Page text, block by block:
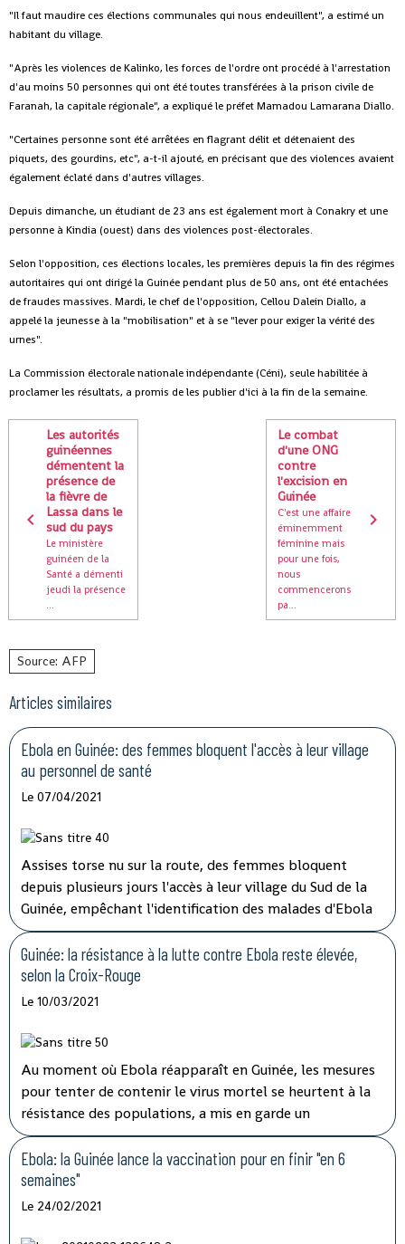
"Il faut maudire ces élections communales qui nous endeuillent", a estimé un
habitant du village.
"Après les violences de Kalinko, les forces de l'ordre ont procédé à l'arrestation
d'au moins 50 personnes qui ont été toutes transférées à la prison civile de
Faranah, la capitale régionale", a expliqué le préfet Mamadou Lamarana Diallo.
"Certaines personne sont été arrêtées en flagrant délit et détenaient des
piquets, des gourdins, etc", a-t-il ajouté, en précisant que des violences avaient
également éclaté dans d'autres villages.
Depuis dimanche, un étudiant de 23 ans est également mort à Conakry et une
personne à Kindia (ouest) dans des violences post-électorales.
Selon l'opposition, ces élections locales, les premières depuis la fin des régimes
autoritaires qui ont dirigé la Guinée pendant plus de 50 ans, ont été entachées
de fraudes massives. Mardi, le chef de l'opposition, Cellou Dalein Diallo, a
appelé la jeunesse à la "mobilisation" et à se "lever pour exiger la vérité des
urnes".
La Commission électorale nationale indépendante (Céni), seule habilitée à
proclamer les résultats, a promis de les publier d'ici à la fin de la semaine.
Les autorités
guinéennes
démentent la
présence de
la fièvre de
Lassa dans le
sud du pays
Le ministère
guinéen de la
Santé a démenti
jeudi la présence
...
Le combat
d'une ONG
contre
l'excision en
Guinée
C'est une affaire
éminemment
féminine mais
pour une fois,
nous
commencerons
pa...
Source: AFP
Articles similaires
Ebola en Guinée: des femmes bloquent l'accès à leur village
au personnel de santé
Le 07/04/2021
Assises torse nu sur la route, des femmes bloquent
depuis plusieurs jours l'accès à leur village du Sud de la
Guinée, empêchant l'identification des malades d'Ebola
et les vaccinations, ont indiqué mardi les autorités, qui
tentent de lever le blocus par la négociation.
Guinée: la résistance à la lutte contre Ebola reste élevée,
selon la Croix-Rouge
Le 10/03/2021
Au moment où Ebola réapparaît en Guinée, les mesures
pour tenter de contenir le virus mortel se heurtent à la
résistance des populations, a mis en garde un
responsable de la Croix-Rouge dans un entretien à l'AFP.
Ebola: la Guinée lance la vaccination pour en finir "en 6
semaines"
Le 24/02/2021